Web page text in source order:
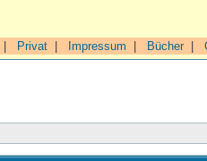
Privat Impressum Bücher|